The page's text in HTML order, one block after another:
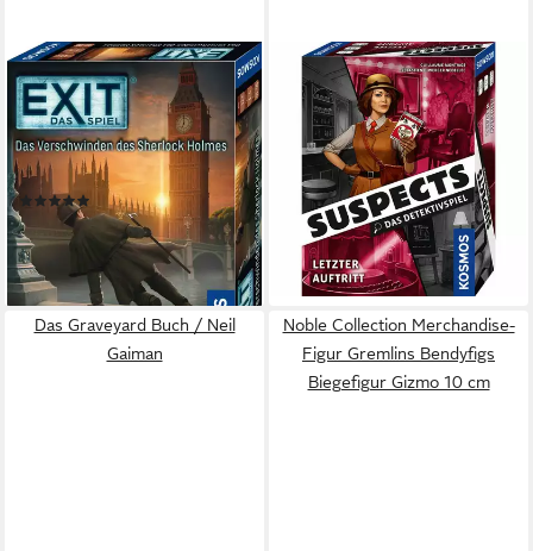
Spiel EXIT, Das Spiel: Das
Verschwinden des Sherlock
Holmes (F), Rätselspiel, Made
in Germany
(1)
ab 12,48 € UVP14,99 €
-17%
lieferbar - in 1-2 Werktagen bei dir
KOSMOS
Spiel Suspects: Letzter
Auftritt
18,54 €
leider ausverkauft
Das Graveyard Buch / Neil
Gaiman
Noble Collection Merchandise-
Figur Gremlins Bendyfigs
Biegefigur Gizmo 10 cm